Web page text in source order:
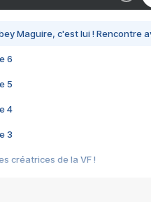
Maguire, c'est lui ! Rencontre
6
5
4
3
créatrices de la VF !